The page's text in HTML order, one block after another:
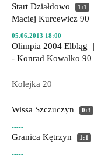
Start Działdowo 1:1
Maciej Kurcewicz 90
05.06.2013 18:00
Olimpia 2004 Elbląg
- Konrad Kowalko 90
Kolejka 20
-----
Wissa Szczuczyn 0:3
-----
Granica Kętrzyn 1:1
-----